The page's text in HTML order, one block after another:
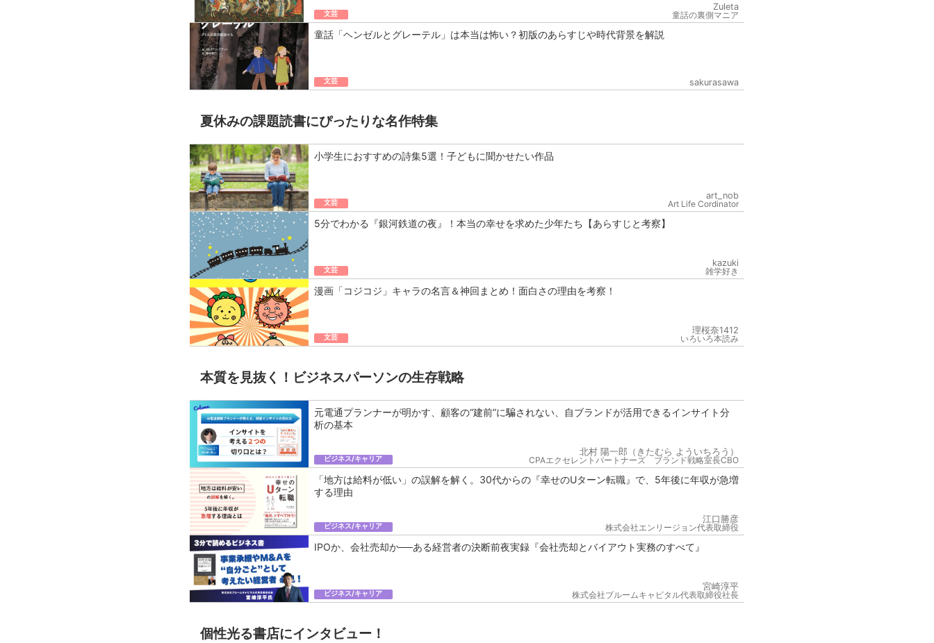
文芸
Zuleta
童話の裏側マニア
童話「ヘンゼルとグレーテル」は本当は怖い？初版のあらすじや時代背景を解説
文芸 sakurasawa
夏休みの課題読書にぴったりな名作特集
小学生におすすめの詩集5選！子どもに聞かせたい作品
文芸
art_nob
Art Life Cordinator
5分でわかる『銀河鉄道の夜』！本当の幸せを求めた少年たち【あらすじと考察】
文芸
kazuki
雑学好き
漫画「コジコジ」キャラの名言＆神回まとめ！面白さの理由を考察！
文芸
理桜奈1412
いろいろ本読み
本質を見抜く！ビジネスパーソンの生存戦略
元電通プランナーが明かす、顧客の“建前”に騙されない、自ブランドが活用できるインサイト分
析の基本
ビジネス/キャリア
北村 陽一郎（きたむら よういちろう）
CPAエクセレントパートナーズ ブランド戦略室長CBO
「地方は給料が低い」の誤解を解く。30代からの『幸せのUターン転職』で、5年後に年収が急増
する理由
ビジネス/キャリア
江口勝彦
株式会社エンリージョン代表取締役
IPOか、会社売却か──ある経営者の決断前夜実録『会社売却とバイアウト実務のすべて』
ビジネス/キャリア
宮崎淳平
株式会社ブルームキャピタル代表取締役社長
個性光る書店にインタビュー！